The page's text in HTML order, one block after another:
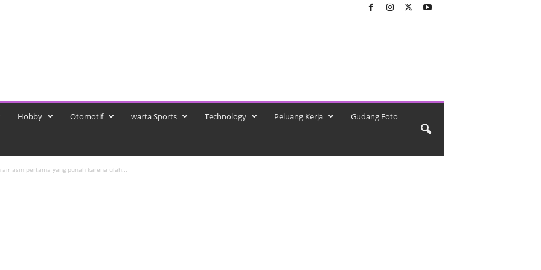
Hobby Otomotif warta Sports Technology Peluang Kerja Gudang Foto
asin pertama yang punah karena ulah...